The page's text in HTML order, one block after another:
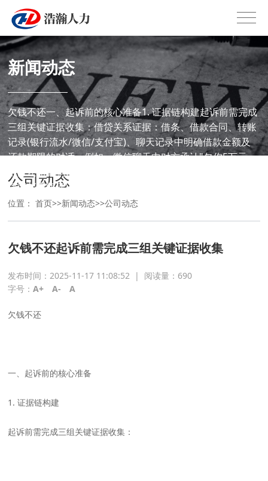
新闻动态
欠钱不还一、起诉前的核心准备1. 证据链构建起诉前需完成
三组关键证据收集：‌借贷关系证据‌：借条、借款合同、转账
记录(银行流水/微信/支付宝)、聊天记录中明确借款金额及
还款期限的对话。例如，微信聊天中对方承认"欠你5万元，
下月还"的记录可作为关键证据‌1。‌催款证据‌：书面催款函(需
保留邮寄凭证)、短信
公司动态
位置：首页>>新闻动态>>公司动态
欠钱不还起诉前需完成三组关键证据收集
发布时间：2025-11-17 11:08:52 | 阅读量： 690
字号：A+ A- A
欠钱不还
一、起诉前的核心准备
1. 证据链构建
起诉前需完成三组关键证据收集：